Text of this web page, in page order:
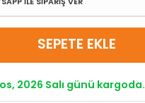
SEPETE EKLE
2026 Salı günü kargoda.